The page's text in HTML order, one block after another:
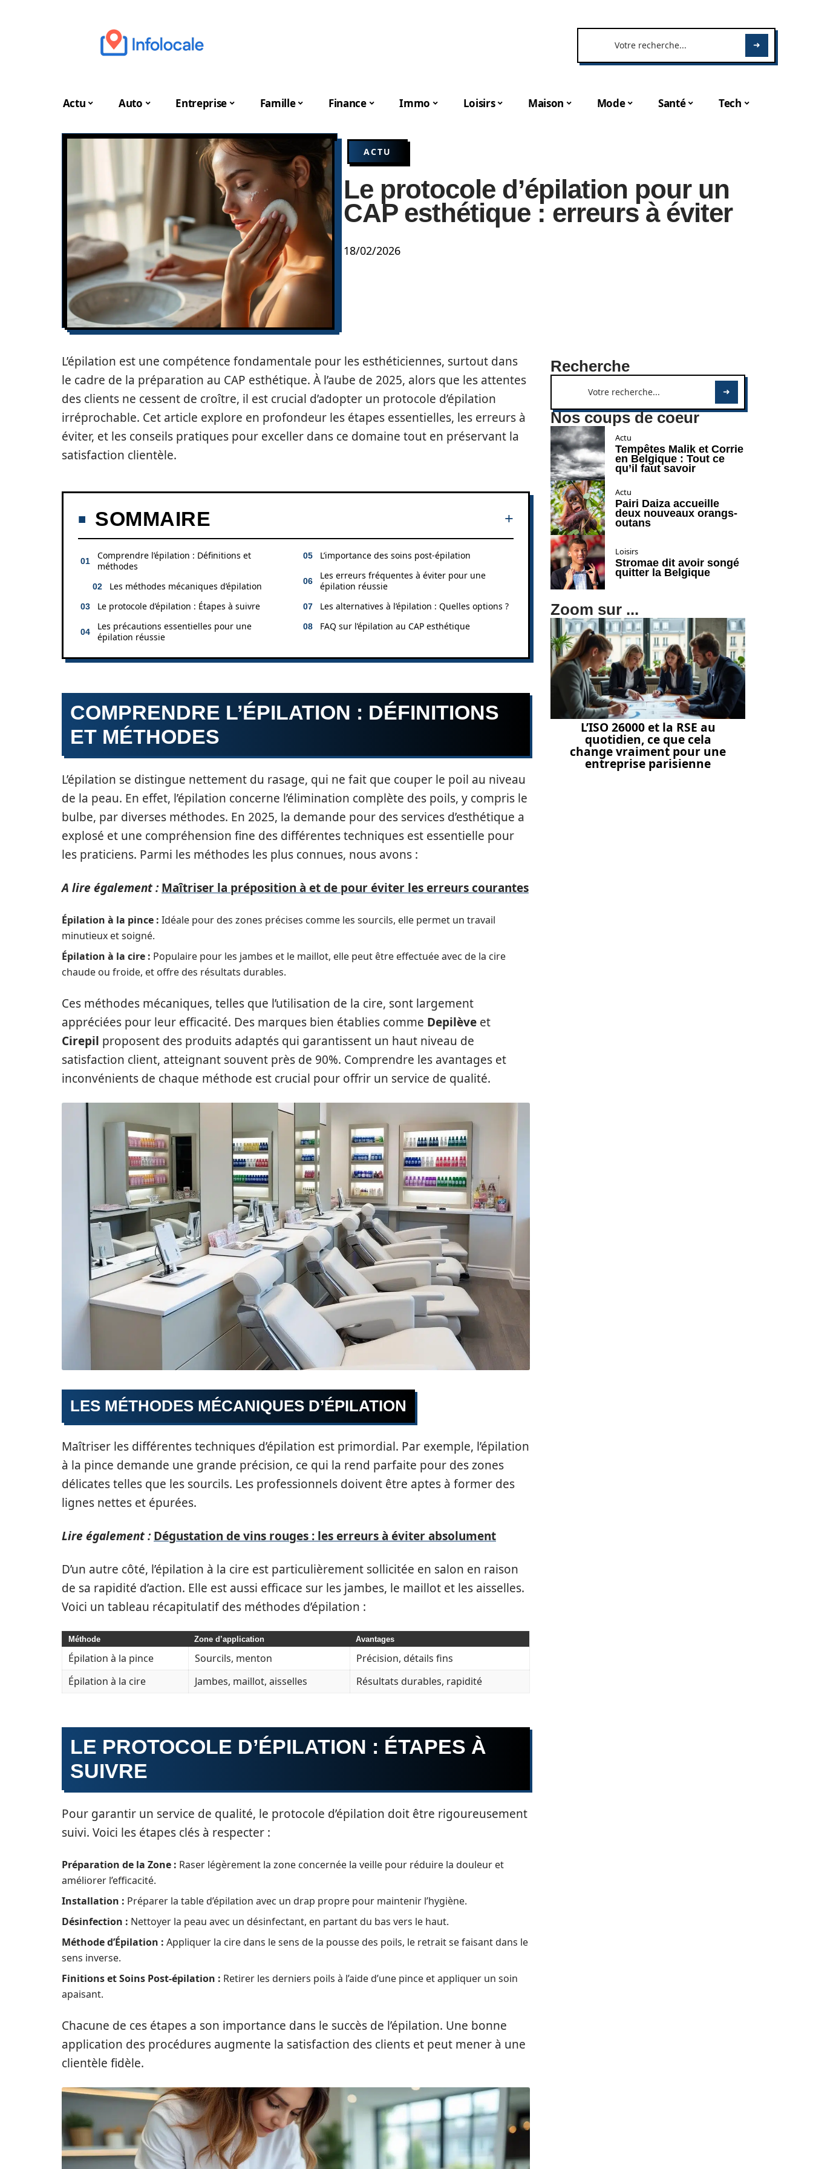
Actu Auto Entreprise Famille Finance Immo Loisirs Maison Mode Santé Tech
ACTU
Le protocole d’épilation pour un
CAP esthétique : erreurs à éviter
18/02/2026
L’épilation est une compétence fondamentale pour les esthéticiennes, surtout dans
le cadre de la préparation au CAP esthétique. À l’aube de 2025, alors que les attentes
des clients ne cessent de croître, il est crucial d’adopter un protocole d’épilation
irréprochable. Cet article explore en profondeur les étapes essentielles, les erreurs à
éviter, et les conseils pratiques pour exceller dans ce domaine tout en préservant la
satisfaction clientèle.
SOMMAIRE
Comprendre l’épilation : Définitions et
méthodes
Les méthodes mécaniques d’épilation
Le protocole d’épilation : Étapes à suivre
Les précautions essentielles pour une
épilation réussie
L’importance des soins post-épilation
Les erreurs fréquentes à éviter pour une
épilation réussie
Les alternatives à l’épilation : Quelles options ?
FAQ sur l’épilation au CAP esthétique
COMPRENDRE L’ÉPILATION : DÉFINITIONS
ET MÉTHODES
L’épilation se distingue nettement du rasage, qui ne fait que couper le poil au niveau
de la peau. En effet, l’épilation concerne l’élimination complète des poils, y compris le
bulbe, par diverses méthodes. En 2025, la demande pour des services d’esthétique a
explosé et une compréhension fine des différentes techniques est essentielle pour
les praticiens. Parmi les méthodes les plus connues, nous avons :
A lire également : Maîtriser la préposition à et de pour éviter les erreurs courantes
Épilation à la pince : Idéale pour des zones précises comme les sourcils, elle permet un travail
minutieux et soigné.
Épilation à la cire : Populaire pour les jambes et le maillot, elle peut être effectuée avec de la cire
chaude ou froide, et offre des résultats durables.
Ces méthodes mécaniques, telles que l’utilisation de la cire, sont largement
appréciées pour leur efficacité. Des marques bien établies comme Depilève et
Cirepil proposent des produits adaptés qui garantissent un haut niveau de
satisfaction client, atteignant souvent près de 90%. Comprendre les avantages et
inconvénients de chaque méthode est crucial pour offrir un service de qualité.
LES MÉTHODES MÉCANIQUES D’ÉPILATION
Maîtriser les différentes techniques d’épilation est primordial. Par exemple, l’épilation
à la pince demande une grande précision, ce qui la rend parfaite pour des zones
délicates telles que les sourcils. Les professionnels doivent être aptes à former des
lignes nettes et épurées.
Lire également : Dégustation de vins rouges : les erreurs à éviter absolument
D’un autre côté, l’épilation à la cire est particulièrement sollicitée en salon en raison
de sa rapidité d’action. Elle est aussi efficace sur les jambes, le maillot et les aisselles.
Voici un tableau récapitulatif des méthodes d’épilation :
Méthode Zone d’application Avantages
Épilation à la pince Sourcils, menton
Précision, détails fins
Épilation à la cire
Jambes, maillot, aisselles Résultats durables, rapidité
LE PROTOCOLE D’ÉPILATION : ÉTAPES À
SUIVRE
Pour garantir un service de qualité, le protocole d’épilation doit être rigoureusement
suivi. Voici les étapes clés à respecter :
Préparation de la Zone : Raser légèrement la zone concernée la veille pour réduire la douleur et
améliorer l’efficacité.
Installation : Préparer la table d’épilation avec un drap propre pour maintenir l’hygiène.
Désinfection : Nettoyer la peau avec un désinfectant, en partant du bas vers le haut.
Méthode d’Épilation : Appliquer la cire dans le sens de la pousse des poils, le retrait se faisant dans le
sens inverse.
Finitions et Soins Post-épilation : Retirer les derniers poils à l’aide d’une pince et appliquer un soin
apaisant.
Chacune de ces étapes a son importance dans le succès de l’épilation. Une bonne
application des procédures augmente la satisfaction des clients et peut mener à une
clientèle fidèle.
Recherche
Nos coups de coeur
Actu
Tempêtes Malik et Corrie
en Belgique : Tout ce
qu’il faut savoir
Actu
Pairi Daiza accueille
deux nouveaux orangs-
outans
Loisirs
Stromae dit avoir songé
quitter la Belgique
Zoom sur ...
L’ISO 26000 et la RSE au
quotidien, ce que cela
change vraiment pour une
entreprise parisienne